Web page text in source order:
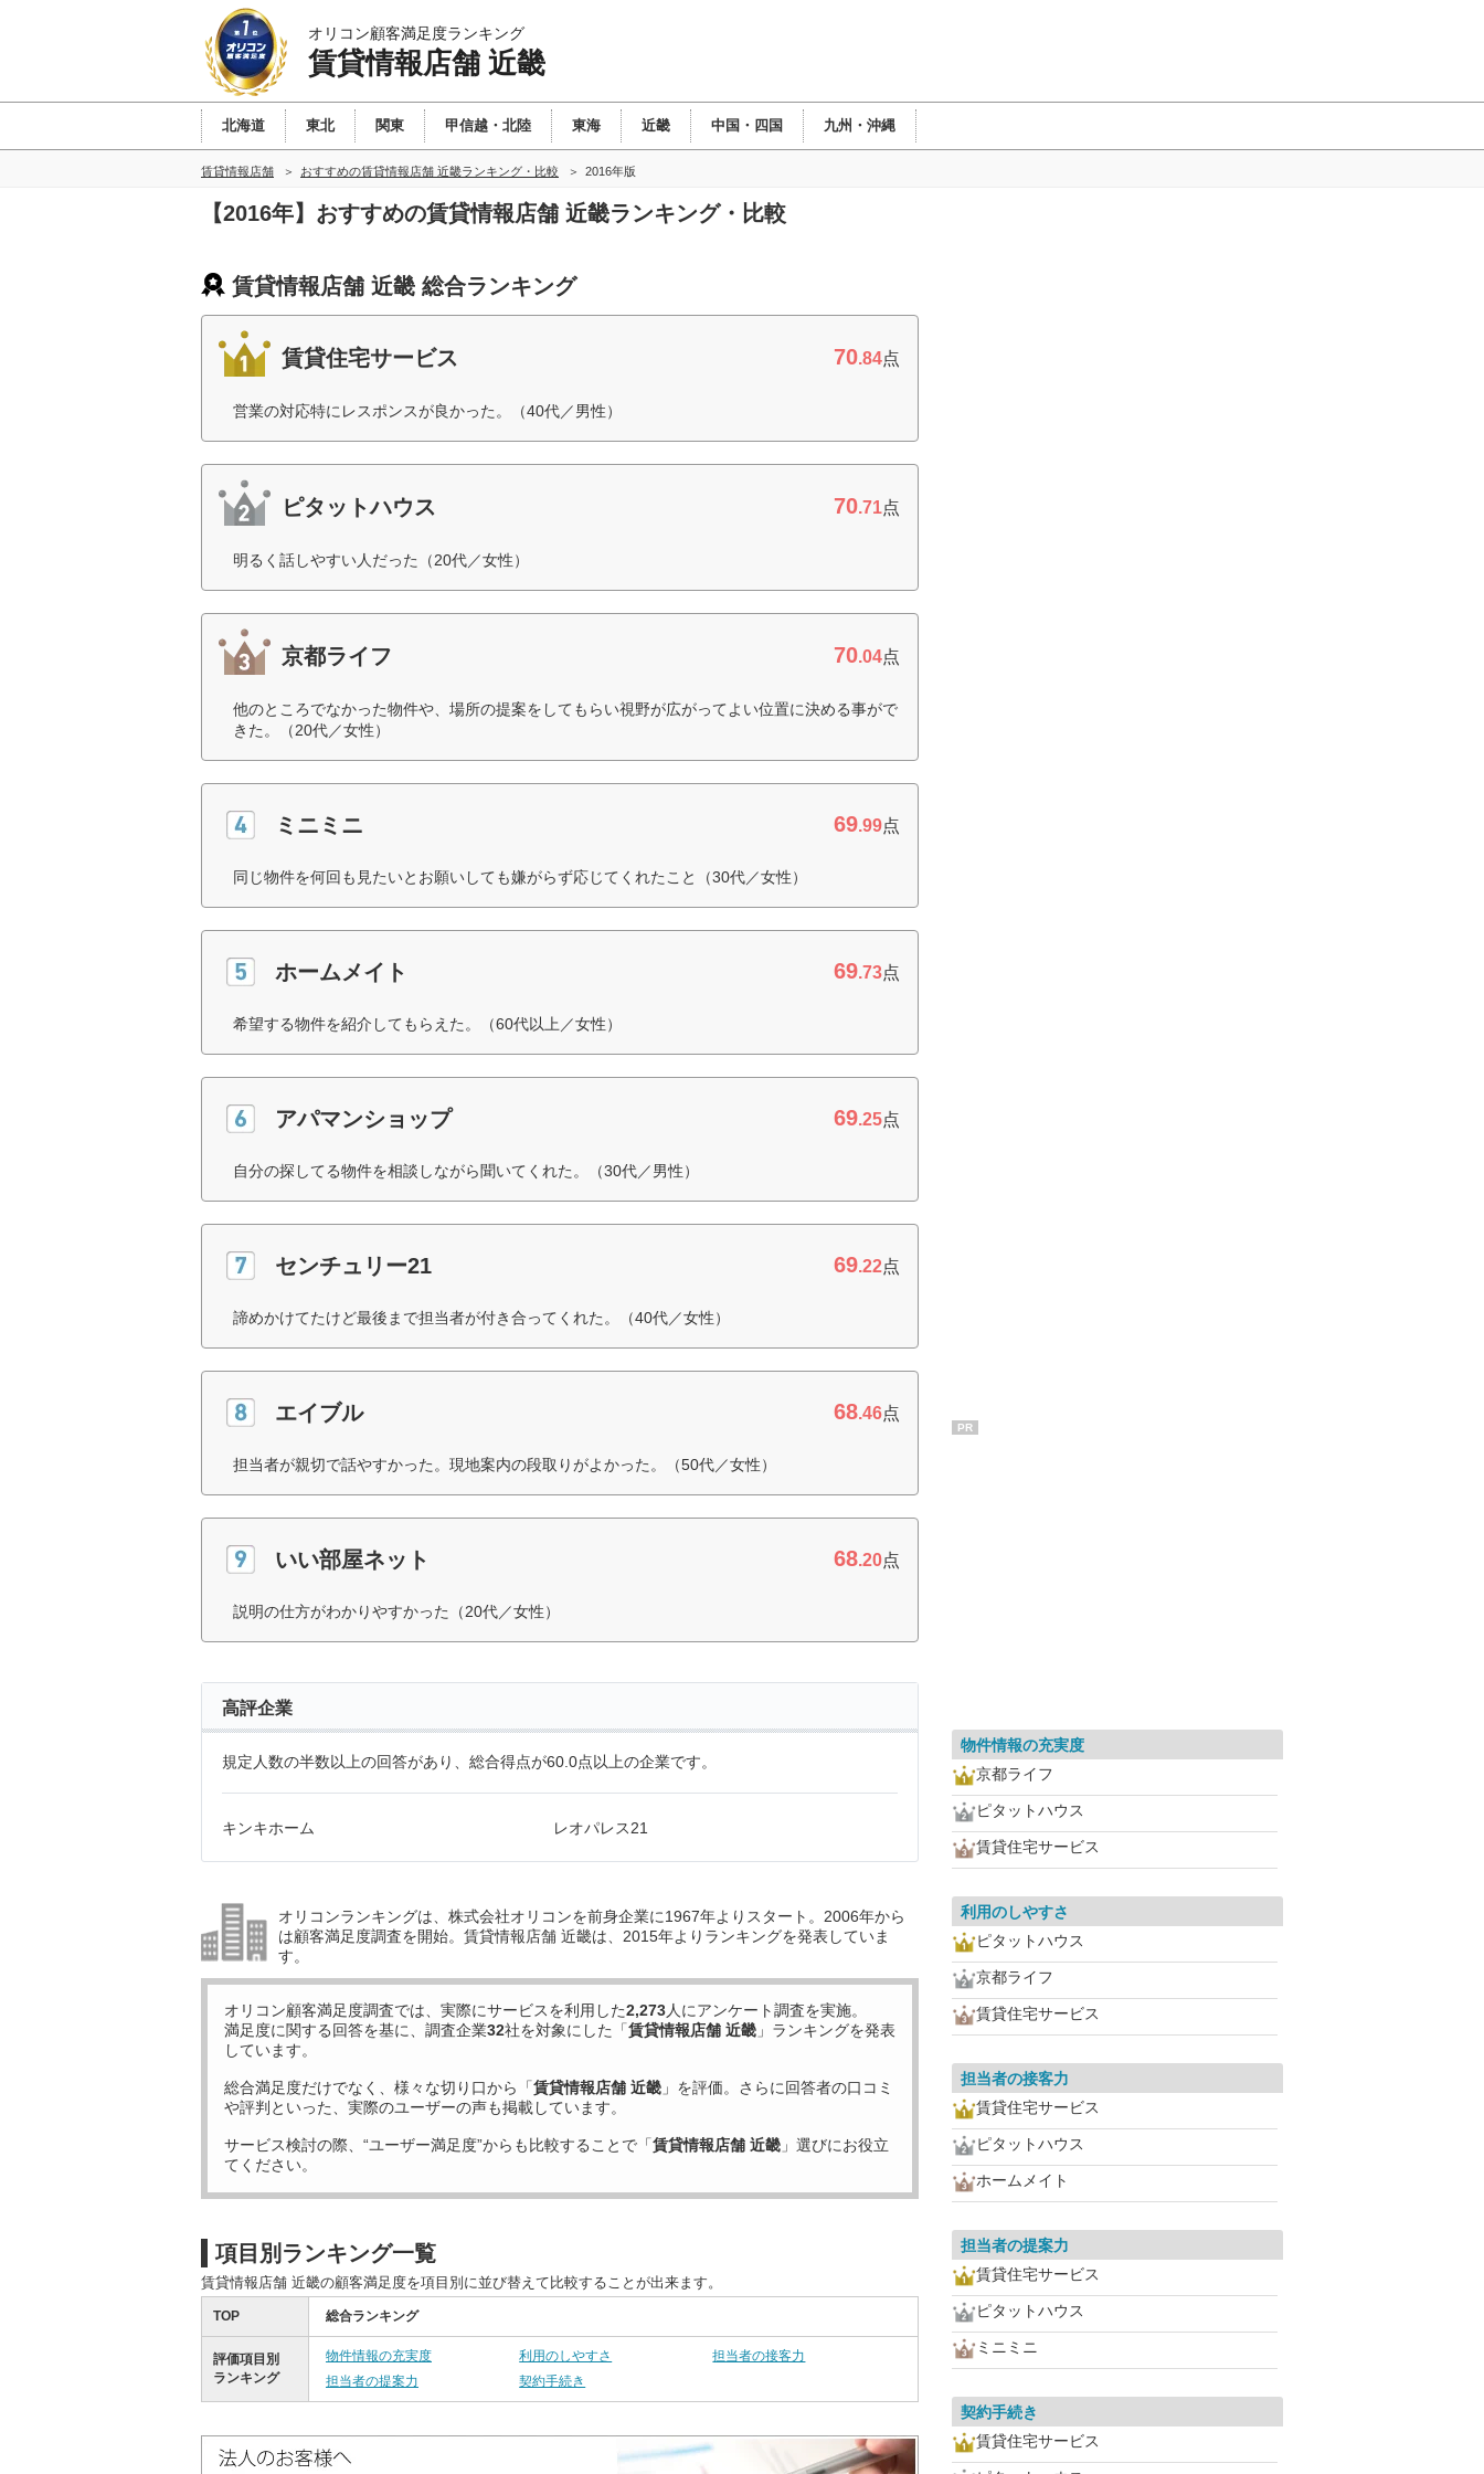
オリコン顧客満足度ランキング
賃貸情報店舗 近畿
北海道 東北 関東 甲信越・北陸 東海 近畿 中国・四国 九州・沖縄
賃貸情報店舗 おすすめの賃貸情報店舗 近畿ランキング・比較 2016年版
【2016年】おすすめの賃貸情報店舗 近畿ランキング・比較
賃貸情報店舗 近畿 総合ランキング
賃貸住宅サービス 70.84点
営業の対応特にレスポンスが良かった。（40代／男性）
ピタットハウス 70.71点
明るく話しやすい人だった（20代／女性）
京都ライフ 70.04点
他のところでなかった物件や、場所の提案をしてもらい視野が広がってよい位置に決める事がで
きた。（20代／女性）
ミニミニ 69.99点
同じ物件を何回も見たいとお願いしても嫌がらず応じてくれたこと（30代／女性）
ホームメイト 69.73点
希望する物件を紹介してもらえた。（60代以上／女性）
アパマンショップ 69.25点
自分の探してる物件を相談しながら聞いてくれた。（30代／男性）
センチュリー21 69.22点
諦めかけてたけど最後まで担当者が付き合ってくれた。（40代／女性）
エイブル 68.46点
担当者が親切で話やすかった。現地案内の段取りがよかった。（50代／女性）
いい部屋ネット 68.20点
説明の仕方がわかりやすかった（20代／女性）
高評企業
規定人数の半数以上の回答があり、総合得点が60.0点以上の企業です。
キンキホーム レオパレス21
オリコンランキングは、株式会社オリコンを前身企業に1967年よりスタート。2006年から
は顧客満足度調査を開始。賃貸情報店舗 近畿は、2015年よりランキングを発表していま
す。
オリコン顧客満足度調査では、実際にサービスを利用した2,273人にアンケート調査を実施。
満足度に関する回答を基に、調査企業32社を対象にした「賃貸情報店舗 近畿 」ランキングを発表
しています。
総合満足度だけでなく、様々な切り口から「賃貸情報店舗 近畿 」を評価。さらに回答者の口コミ
や評判といった、実際のユーザーの声も掲載しています。
サービス検討の際、“ユーザー満足度”からも比較することで「賃貸情報店舗 近畿 」選びにお役立
てください。
項目別ランキング一覧
賃貸情報店舗 近畿の顧客満足度を項目別に並び替えて比較することが出来ます。
TOP 総合ランキング
評価項目別
ランキング
物件情報の充実度 利用のしやすさ
担当者の接客力
担当者の提案力
契約手続き
PR
物件情報の充実度
京都ライフ
ピタットハウス
賃貸住宅サービス
利用のしやすさ
ピタットハウス
京都ライフ
賃貸住宅サービス
担当者の接客力
賃貸住宅サービス
ピタットハウス
ホームメイト
担当者の提案力
賃貸住宅サービス
ピタットハウス
ミニミニ
契約手続き
賃貸住宅サービス